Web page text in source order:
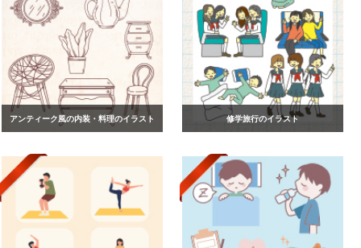
アンティーク風の内装・料理のイラスト 修学旅行のイラスト